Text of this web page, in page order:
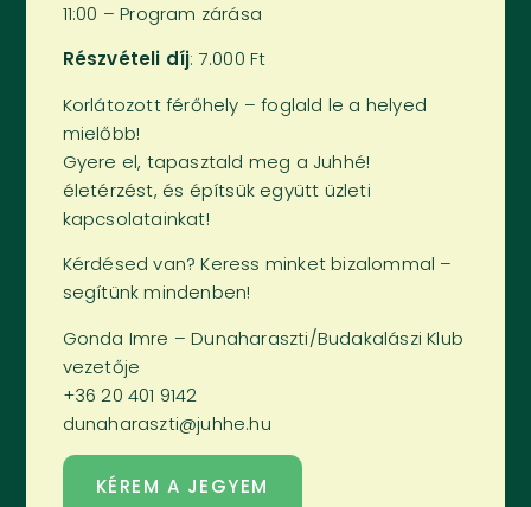
11:00 – Program zárása
Részvételi díj: 7.000 Ft
Korlátozott férőhely – foglald le a helyed
mielőbb!
Gyere el, tapasztald meg a Juhhé!
életérzést, és építsük együtt üzleti
kapcsolatainkat!
Kérdésed van? Keress minket bizalommal –
segítünk mindenben!
Gonda Imre – Dunaharaszti/Budakalászi Klub
vezetője
+36 20 401 9142
dunaharaszti@juhhe.hu
KÉREM A JEGYEM